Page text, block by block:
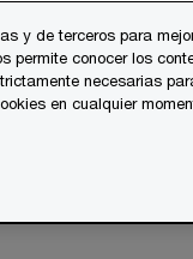
y de terceros para
permite conocer los
necesarias
en cualquier